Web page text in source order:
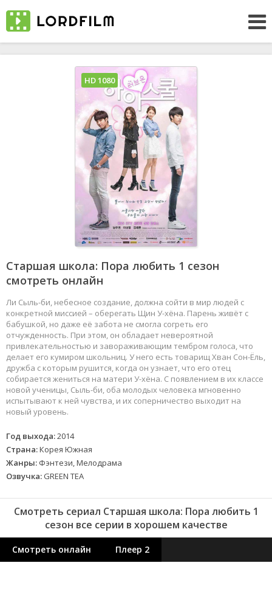
Старшая школа: Пора любить 1 сезон
смотреть онлайн
Ли Сыль-би, небесное создание, должна сойти в мир людей с
конкретной миссией – оберегать Щин У-хёна. Парень живёт с
бабушкой, но даже её забота не смогла согреть его
отчужденность. При этом, он обладает невероятной
привлекательностью и завораживающим тембром голоса, что
делает его кумиром школьниц. У него есть товарищ Хван Сон-Ёль,
дружба с которым рушится, когда он узнает, что его отец
собирается жениться на матери У-хёна. С появлением в их классе
новой ученицы, Сыль-би, оба молодых человека мгновенно
испытывают к ней чувства, и их соперничество выходит на
новый уровень.
Год выхода:2014
Страна:Корея Южная
Жанры: Фэнтези, Мелодрама
Озвучка: GREEN TEA
HD 1080
Смотреть сериал Старшая школа: Пора любить 1
сезон все серии в хорошем качестве
Смотреть онлайн Плеер 2